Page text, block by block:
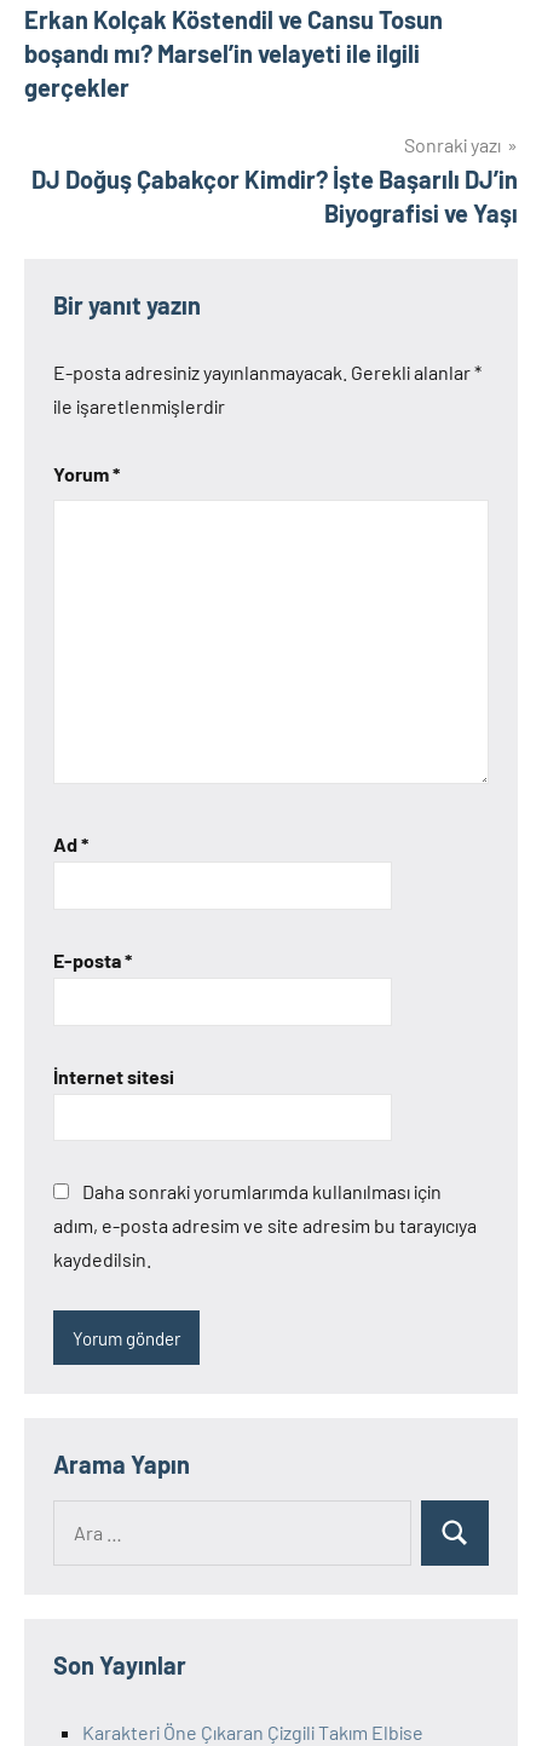
gezinmesi
Erkan Kolçak Köstendil ve Cansu Tosun
boşandı mı? Marsel’in velayeti ile ilgili
gerçekler
Sonraki yazı
DJ Doğuş Çabakçor Kimdir? İşte Başarılı DJ’in
Biyografisi ve Yaşı
Bir yanıt yazın
E-posta adresiniz yayınlanmayacak. Gerekli alanlar*
ile işaretlenmişlerdir
Yorum*
Ad*
E-posta*
İnternet sitesi
Daha sonraki yorumlarımda kullanılması için
adım, e-posta adresim ve site adresim bu tarayıcıya
kaydedilsin.
Arama Yapın
Ara
Son Yayınlar
Karakteri Öne Çıkaran Çizgili Takım Elbise